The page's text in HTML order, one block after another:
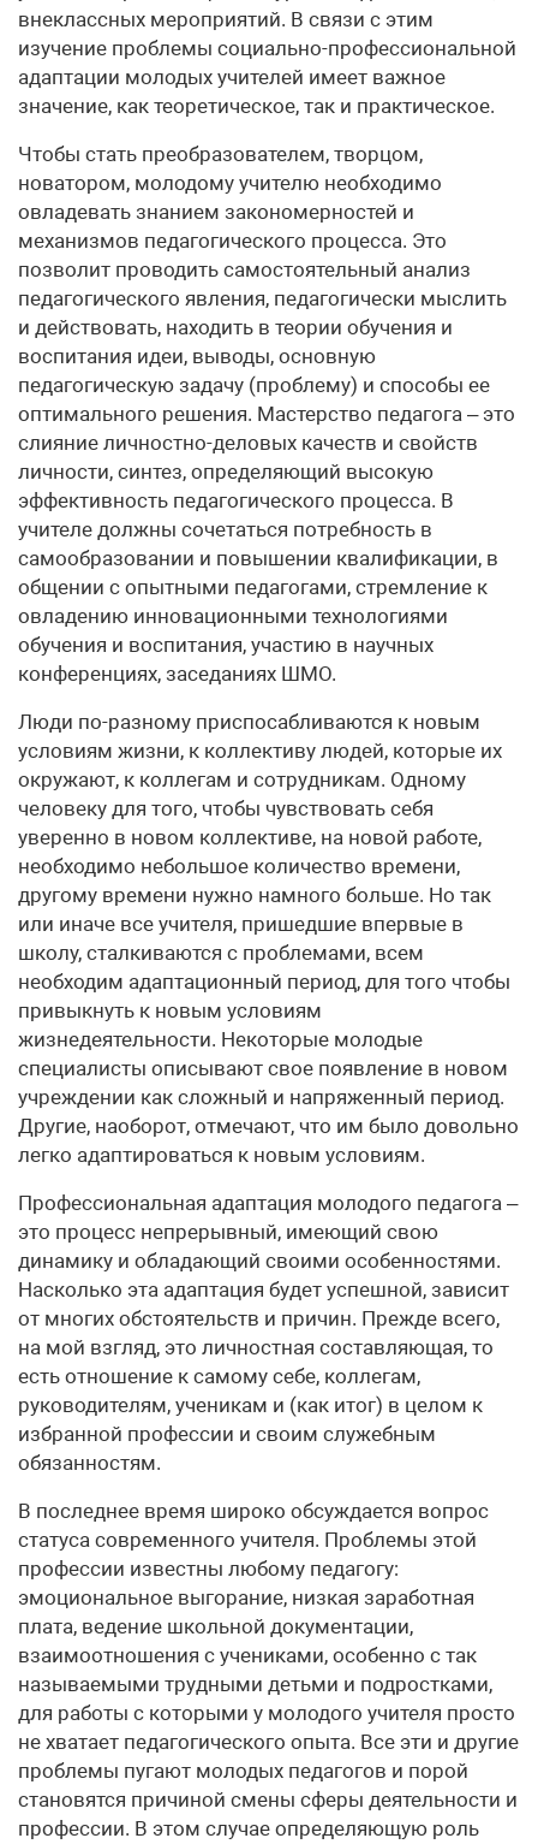
внеклассных мероприятий. В связи с этим
изучение проблемы социально-профессиональной
адаптации молодых учителей имеет важное
значение, как теоретическое, так и практическое.
Чтобы стать преобразователем, творцом,
новатором, молодому учителю необходимо
овладевать знанием закономерностей и
механизмов педагогического процесса. Это
позволит проводить самостоятельный анализ
педагогического явления, педагогически мыслить
и действовать, находить в теории обучения и
воспитания идеи, выводы, основную
педагогическую задачу (проблему) и способы ее
оптимального решения. Мастерство педагога – это
слияние личностно-деловых качеств и свойств
личности, синтез, определяющий высокую
эффективность педагогического процесса. В
учителе должны сочетаться потребность в
самообразовании и повышении квалификации, в
общении с опытными педагогами, стремление к
овладению инновационными технологиями
обучения и воспитания, участию в научных
конференциях, заседаниях ШМО.
Люди по-разному приспосабливаются к новым
условиям жизни, к коллективу людей, которые их
окружают, к коллегам и сотрудникам. Одному
человеку для того, чтобы чувствовать себя
уверенно в новом коллективе, на новой работе,
необходимо небольшое количество времени,
другому времени нужно намного больше. Но так
или иначе все учителя, пришедшие впервые в
школу, сталкиваются с проблемами, всем
необходим адаптационный период, для того чтобы
привыкнуть к новым условиям
жизнедеятельности. Некоторые молодые
специалисты описывают свое появление в новом
учреждении как сложный и напряженный период.
Другие, наоборот, отмечают, что им было довольно
легко адаптироваться к новым условиям.
Профессиональная адаптация молодого педагога –
это процесс непрерывный, имеющий свою
динамику и обладающий своими особенностями.
Насколько эта адаптация будет успешной, зависит
от многих обстоятельств и причин. Прежде всего,
на мой взгляд, это личностная составляющая, то
есть отношение к самому себе, коллегам,
руководителям, ученикам и (как итог) в целом к
избранной профессии и своим служебным
обязанностям.
В последнее время широко обсуждается вопрос
статуса современного учителя. Проблемы этой
профессии известны любому педагогу:
эмоциональное выгорание, низкая заработная
плата, ведение школьной документации,
взаимоотношения с учениками, особенно с так
называемыми трудными детьми и подростками,
для работы с которыми у молодого учителя просто
не хватает педагогического опыта. Все эти и другие
проблемы пугают молодых педагогов и порой
становятся причиной смены сферы деятельности и
профессии. В этом случае определяющую роль